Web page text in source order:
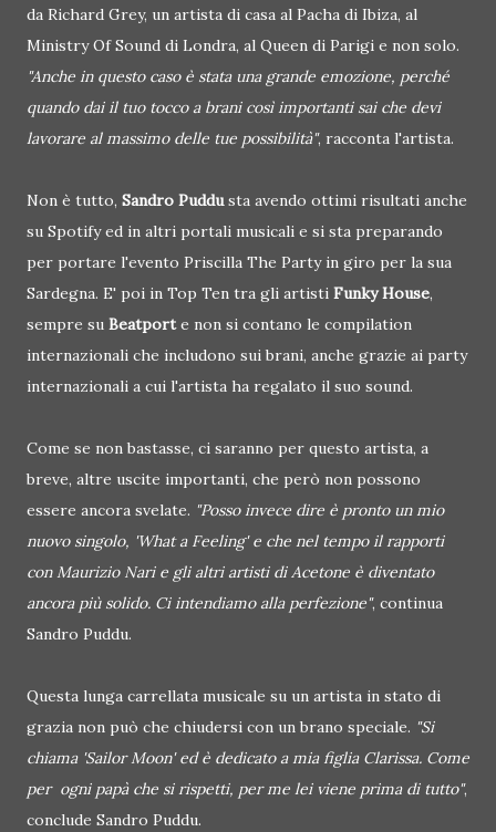
da Richard Grey, un artista di casa al Pacha di Ibiza, al
Ministry Of Sound di Londra, al Queen di Parigi e non solo.
"Anche in questo caso è stata una grande emozione, perché
quando dai il tuo tocco a brani così importanti sai che devi
lavorare al massimo delle tue possibilità", racconta l'artista.
Non è tutto, Sandro Puddusta avendo ottimi risultati anche
su Spotify ed in altri portali musicali e si sta preparando
per portare l'evento Priscilla The Party in giro per la sua
Sardegna. E' poi in Top Ten tra gli artisti Funky House,
sempre su Beatporte non si contano le compilation
internazionali che includono sui brani, anche grazie ai party
internazionali a cui l'artista ha regalato il suo sound.
Come se non bastasse, ci saranno per questo artista, a
breve, altre uscite importanti, che però non possono
essere ancora svelate. "Posso invece dire è pronto un mio
nuovo singolo, 'What a Feeling' e che nel tempo il rapporti
con Maurizio Nari e gli altri artisti di Acetone è diventato
ancora più solido. Ci intendiamo alla perfezione", continua
Sandro Puddu.
Questa lunga carrellata musicale su un artista in stato di
grazia non può che chiudersi con un brano speciale. "Si
chiama 'Sailor Moon' ed è dedicato a mia figlia Clarissa. Come
per ogni papà che si rispetti, per me lei viene prima di tutto",
conclude Sandro Puddu.